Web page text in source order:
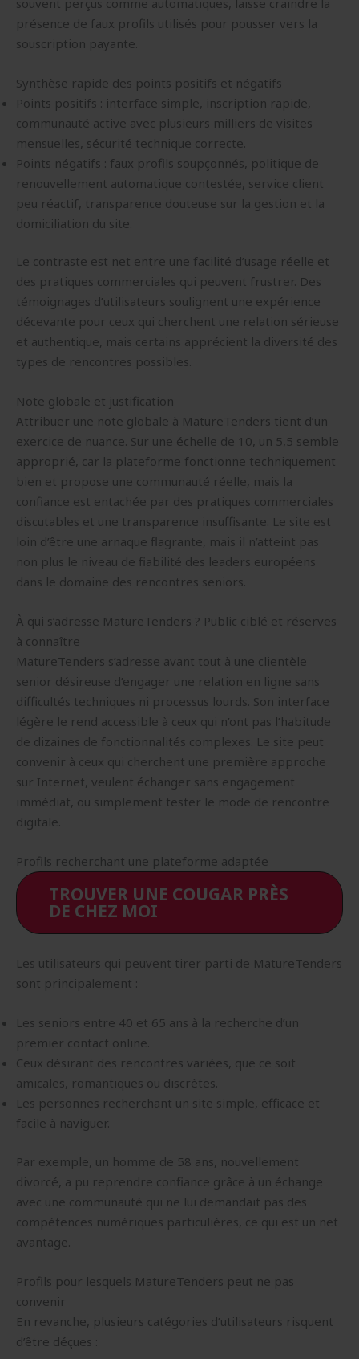
présence de faux profils utilisés pour pousser vers la
souscription payante.
Synthèse rapide des points positifs et négatifs
Points positifs : interface simple, inscription rapide,
communauté active avec plusieurs milliers de visites
mensuelles, sécurité technique correcte.
Points négatifs : faux profils soupçonnés, politique de
renouvellement automatique contestée, service client
peu réactif, transparence douteuse sur la gestion et la
domiciliation du site.
Le contraste est net entre une facilité d’usage réelle et
des pratiques commerciales qui peuvent frustrer. Des
témoignages d’utilisateurs soulignent une expérience
décevante pour ceux qui cherchent une relation sérieuse
et authentique, mais certains apprécient la diversité des
types de rencontres possibles.
Note globale et justification
Attribuer une note globale à MatureTenders tient d’un
exercice de nuance. Sur une échelle de 10, un 5,5 semble
approprié, car la plateforme fonctionne techniquement
bien et propose une communauté réelle, mais la
confiance est entachée par des pratiques commerciales
discutables et une transparence insuffisante. Le site est
loin d’être une arnaque flagrante, mais il n’atteint pas
non plus le niveau de fiabilité des leaders européens
dans le domaine des rencontres seniors.
À qui s’adresse MatureTenders ? Public ciblé et réserves
à connaître
MatureTenders s’adresse avant tout à une clientèle
senior désireuse d’engager une relation en ligne sans
difficultés techniques ni processus lourds. Son interface
légère le rend accessible à ceux qui n’ont pas l’habitude
de dizaines de fonctionnalités complexes. Le site peut
convenir à ceux qui cherchent une première approche
sur Internet, veulent échanger sans engagement
immédiat, ou simplement tester le mode de rencontre
digitale.
Profils recherchant une plateforme adaptée
TROUVER UNE COUGAR PRÈS
DE CHEZ MOI
Les utilisateurs qui peuvent tirer parti de MatureTenders
sont principalement :
Les seniors entre 40 et 65 ans à la recherche d’un
premier contact online.
Ceux désirant des rencontres variées, que ce soit
amicales, romantiques ou discrètes.
Les personnes recherchant un site simple, efficace et
facile à naviguer.
Par exemple, un homme de 58 ans, nouvellement
divorcé, a pu reprendre confiance grâce à un échange
avec une communauté qui ne lui demandait pas des
compétences numériques particulières, ce qui est un net
avantage.
Profils pour lesquels MatureTenders peut ne pas
convenir
En revanche, plusieurs catégories d’utilisateurs risquent
d’être déçues :